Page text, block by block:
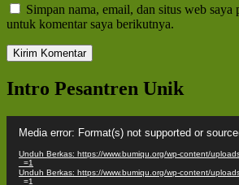
Simpan nama, email, dan situs web saya
untuk komentar saya berikutnya.
Intro Pesantren Unik
Video
Media error: Format(s) not supported or
Unduh Berkas: https://www.bumiqu.org/wp-content/
_=1
Unduh Berkas: https://www.bumiqu.org/wp-content/
_=1